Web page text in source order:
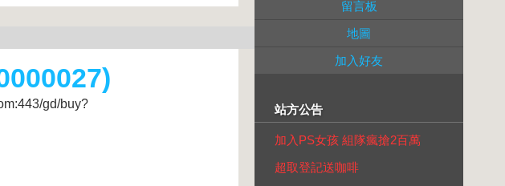
gd/buy?
留言板
地圖
加入好友
站方公告
加入PS女孩 組隊瘋搶2百萬
超取登記送咖啡